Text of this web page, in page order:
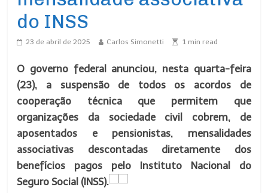
do INSS
23 de abril de 2025 Carlos Simonetti 1 min read
O governo federal anunciou, nesta quarta-feira
(23), a suspensão de todos os acordos de
cooperação técnica que permitem que
organizações da sociedade civil cobrem, de
aposentados e pensionistas, mensalidades
associativas descontadas diretamente dos
benefícios pagos pelo Instituto Nacional do
Seguro Social (INSS).